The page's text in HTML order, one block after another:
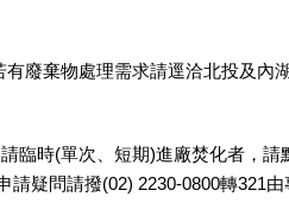
廢棄物處理需求請逕洽北投及內
臨時(單次、短期)進廠焚化者，請
請疑問請撥(02) 2230-0800轉321由